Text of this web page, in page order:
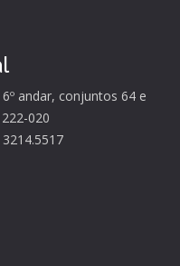
andar, conjuntos 64 e
020